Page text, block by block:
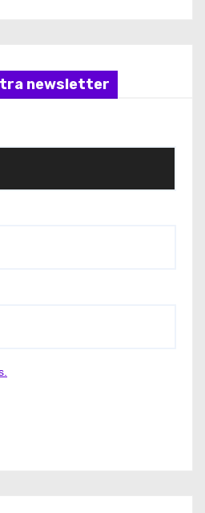
newsletter